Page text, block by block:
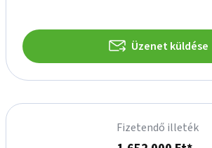
Üzenet küldése
Fizetendő illeték